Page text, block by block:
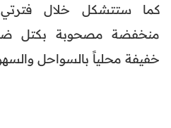
كما ستتشكل خلال
منخفضة مصحوبة بكتل
خفيفة محلياً بالسواحل